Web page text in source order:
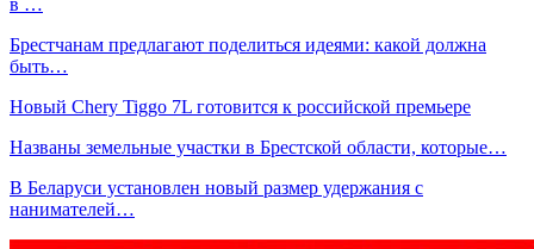
Брестчанам предлагают поделиться идеями: какой должна
быть…
Новый Chery Tiggo 7L готовится к российской премьере
Названы земельные участки в Брестской области, которые…
В Беларуси установлен новый размер удержания с
нанимателей…